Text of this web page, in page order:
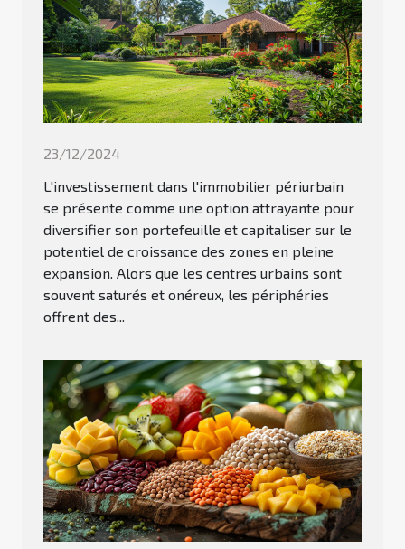
23/12/2024
L'investissement dans l'immobilier périurbain
se présente comme une option attrayante pour
diversifier son portefeuille et capitaliser sur le
potentiel de croissance des zones en pleine
expansion. Alors que les centres urbains sont
souvent saturés et onéreux, les périphéries
offrent des...